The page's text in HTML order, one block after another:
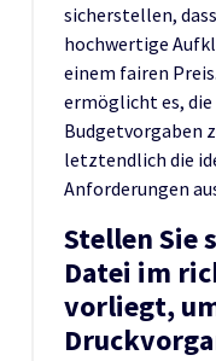
sicherstellen,
hochwertige
einem fairen
ermöglicht es,
Budgetvorgaben
letztendlich die
Anforderungen
Stellen Sie
Datei im
vorliegt,